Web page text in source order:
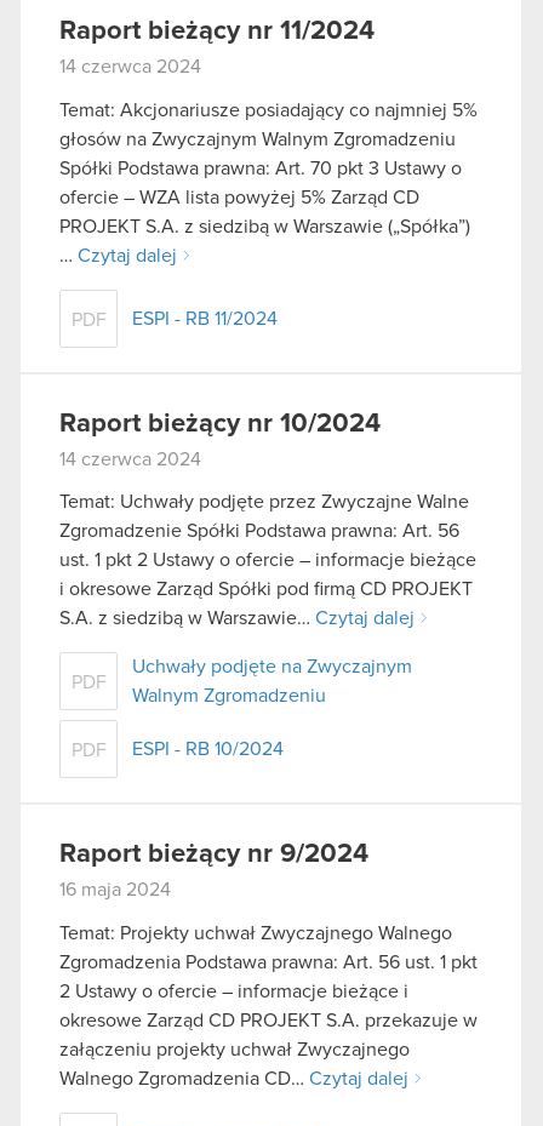
Raport bieżący nr 11/2024
14 czerwca 2024
Temat: Akcjonariusze posiadający co najmniej 5%
głosów na Zwyczajnym Walnym Zgromadzeniu
Spółki Podstawa prawna: Art. 70 pkt 3 Ustawy o
ofercie – WZA lista powyżej 5% Zarząd CD
PROJEKT S.A. z siedzibą w Warszawie („Spółka”)
… Czytaj dalej
PDF ESPI - RB 11/2024
Raport bieżący nr 10/2024
14 czerwca 2024
Temat: Uchwały podjęte przez Zwyczajne Walne
Zgromadzenie Spółki Podstawa prawna: Art. 56
ust. 1 pkt 2 Ustawy o ofercie – informacje bieżące
i okresowe Zarząd Spółki pod firmą CD PROJEKT
S.A. z siedzibą w Warszawie… Czytaj dalej
PDF
Uchwały podjęte na Zwyczajnym
Walnym Zgromadzeniu
PDF ESPI - RB 10/2024
Raport bieżący nr 9/2024
16 maja 2024
Temat: Projekty uchwał Zwyczajnego Walnego
Zgromadzenia Podstawa prawna: Art. 56 ust. 1 pkt
2 Ustawy o ofercie – informacje bieżące i
okresowe Zarząd CD PROJEKT S.A. przekazuje w
załączeniu projekty uchwał Zwyczajnego
Walnego Zgromadzenia CD… Czytaj dalej